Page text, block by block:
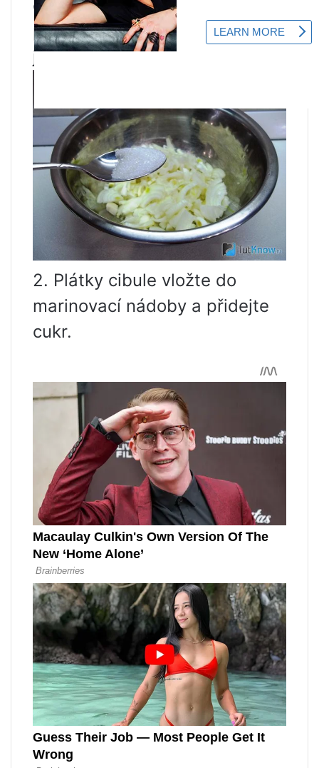
ostrým nožem na kroužky,
půlkroužky nebo čtvrtkroužky,
jak chcete.
2. Plátky cibule vložte do
marinovací nádoby a přidejte
cukr.